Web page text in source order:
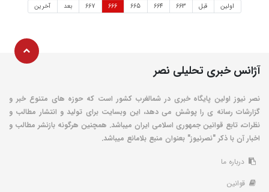
اولین قبل 663
664
665
666
667 بعد آخرین
آژانس خبری تحلیلی نصر
نصر نیوز اولین پایگاه خبری در شمالغرب کشور است که حوزه های متنوع خبر و
گزارشات رسانه ی را پوشش می دهد، این وبسایت برای تولید و انتشار مطالب و
نظرات، تابع قوانین جمهوری اسلامی ایران میباشد. همچنین هرگونه بازنشر مطالب و
اخبار آن با ذکر "نصرنیوز" بعنوان منبع بلامانع میباشد.
درباره ما
قوانین